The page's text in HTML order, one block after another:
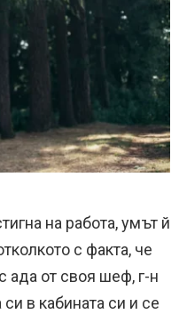
на работа, умът й
с факта, че
ада от своя шеф, г-н
в кабината си и се